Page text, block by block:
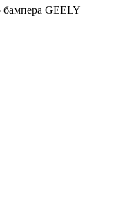
бампера GEELY